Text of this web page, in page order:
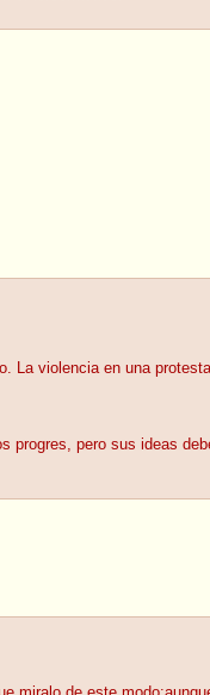
La violencia en una
progres, pero sus ideas